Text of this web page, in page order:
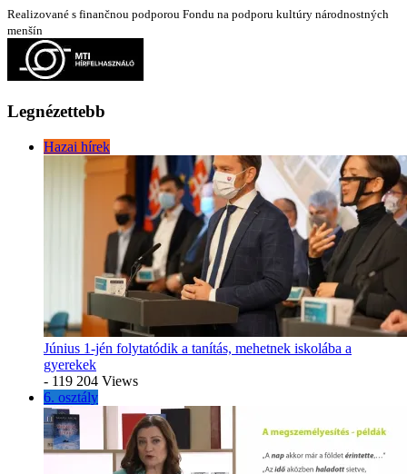
Realizované s finančnou podporou Fondu na podporu kultúry národnostných
menšín
Legnézettebb
Hazai hírek
Június 1-jén folytatódik a tanítás, mehetnek iskolába a
gyerekek
- 119 204 Views
6. osztály